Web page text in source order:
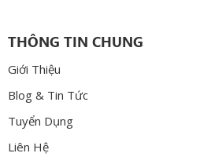
THÔNG TIN CHUNG
Giới Thiệu
Blog & Tin Tức
Tuyển Dụng
Liên Hệ